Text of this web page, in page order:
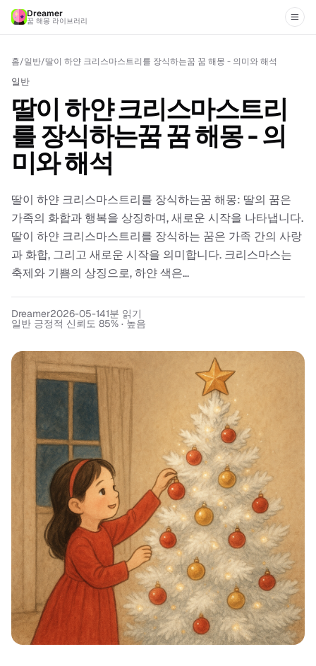
Dreamer
꿈 해몽 라이브러리
홈/일반/딸이 하얀 크리스마스트리를 장식하는꿈 꿈 해몽 - 의미와 해석
일반
딸이 하얀 크리스마스트리
를 장식하는꿈 꿈 해몽 - 의
미와 해석
딸이 하얀 크리스마스트리를 장식하는꿈 해몽: 딸의 꿈은
가족의 화합과 행복을 상징하며, 새로운 시작을 나타냅니다.
딸이 하얀 크리스마스트리를 장식하는 꿈은 가족 간의 사랑
과 화합, 그리고 새로운 시작을 의미합니다. 크리스마스는
축제와 기쁨의 상징으로, 하얀 색은...
Dreamer2026-05-141분 읽기
일반 긍정적 신뢰도 85% · 높음